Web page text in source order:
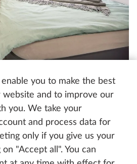
you to make the best
website and to improve our
you. We take your
and process data for
only if you give us your
"Accept all". You can